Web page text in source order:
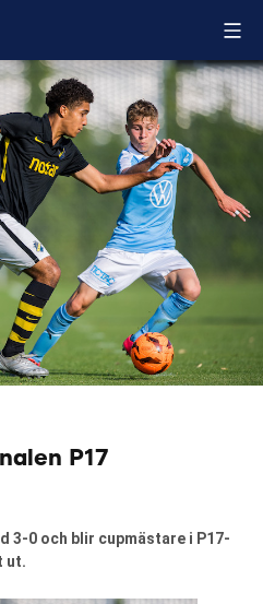
P17
3-0 och blir cupmästare i P17-
ut.